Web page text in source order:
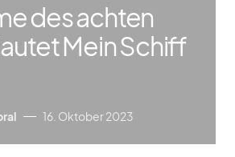
des achten
Mein Schiff
16. Oktober 2023